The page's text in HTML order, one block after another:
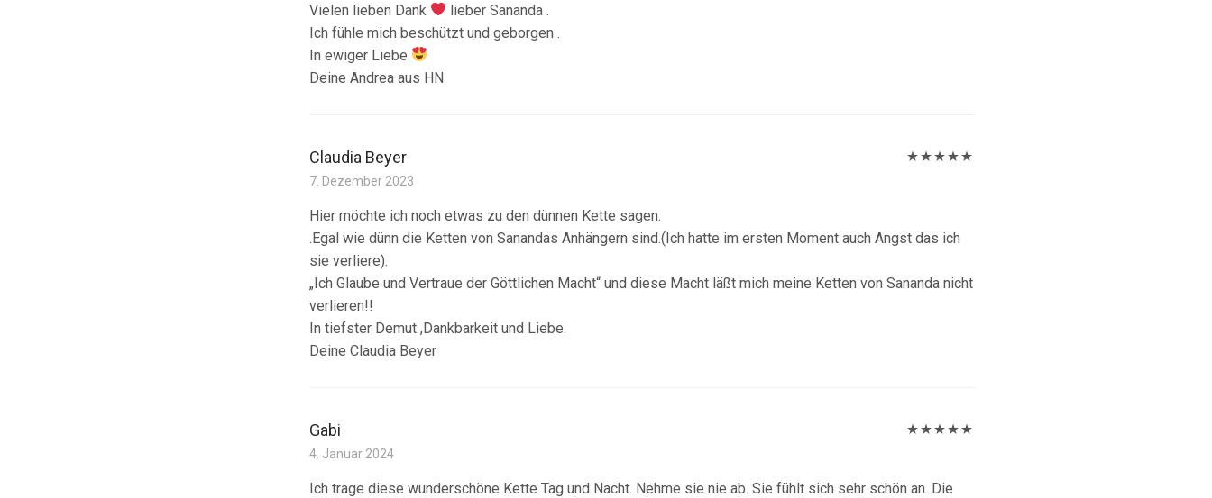
Vielen lieben Dank
lieber Sananda .
Ich fühle mich beschützt und geborgen .
In ewiger Liebe
Deine Andrea aus HN
Claudia Beyer
7. Dezember 2023
Hier möchte ich noch etwas zu den dünnen Kette sagen.
.Egal wie dünn die Ketten von Sanandas Anhängern sind.(Ich hatte im ersten Moment auch Angst das ich
sie verliere).
„Ich Glaube und Vertraue der Göttlichen Macht“ und diese Macht läßt mich meine Ketten von Sananda nicht
verlieren!!
In tiefster Demut ,Dankbarkeit und Liebe.
Deine Claudia Beyer
Gabi
4. Januar 2024
Ich trage diese wunderschöne Kette Tag und Nacht. Nehme sie nie ab. Sie fühlt sich sehr schön an. Die